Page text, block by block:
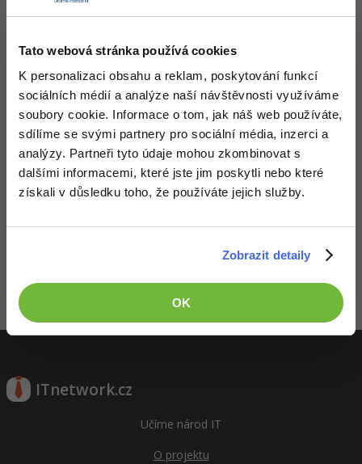
Tato webová stránka používá cookies
K personalizaci obsahu a reklam, poskytování funkcí
sociálních médií a analýze naší návštěvnosti využíváme
soubory cookie. Informace o tom, jak náš web používáte,
sdílíme se svými partnery pro sociální média, inzerci a
analýzy. Partneři tyto údaje mohou zkombinovat s
dalšími informacemi, které jste jim poskytli nebo které
získali v důsledku toho, že používáte jejich služby.
Zobrazit detaily
OK
SEO specialista
Umělá inteligence (AI)
Pro děti
Více
Fórum
Windows
Linux
Sítě
Kybernetická bezpečnost
Elektronický podpis
Fórum
zikako
vtipné
Vojtěch Pospíchal
Zkus vysvětlit člověku co nikdy neviděl C# namespace tutoriál
+1 2.1.2014 0:21
Jan Vargovský
1.1.2014 23:54
ITnetwork.cz
Učíme národ IT
O projektu